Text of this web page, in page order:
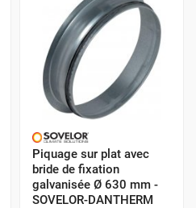
Piquage sur plat avec
bride de fixation
galvanisée Ø 630 mm -
SOVELOR-DANTHERM